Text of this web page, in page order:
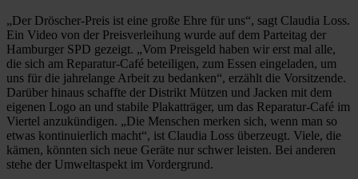
„Der Dröscher-Preis ist eine große Ehre für uns“, sagt Claudia Loss.
Ein Video von der Preisverleihung wurde auf dem Parteitag der
Hamburger SPD gezeigt. „Vom Preisgeld haben wir erst mal alle,
die sich am Reparatur-Café beteiligen, zum Essen eingeladen, um
uns für die jahrelange Arbeit zu bedanken“, erzählt die Vorsitzende.
Darüber hinaus schaffte der Distrikt Mützen und Jacken mit dem
eigenen Logo an und stabile Plakatträger, um das Reparatur-Café im
Viertel anzukündigen. „Die Menschen merken sich, wenn man so
etwas kontinuierlich macht“, ist Claudia Loss überzeugt. Viele, die
kämen, könnten sich neue Geräte nur schwer leisten. Bei anderen
stehe der Umweltaspekt im Vordergrund.